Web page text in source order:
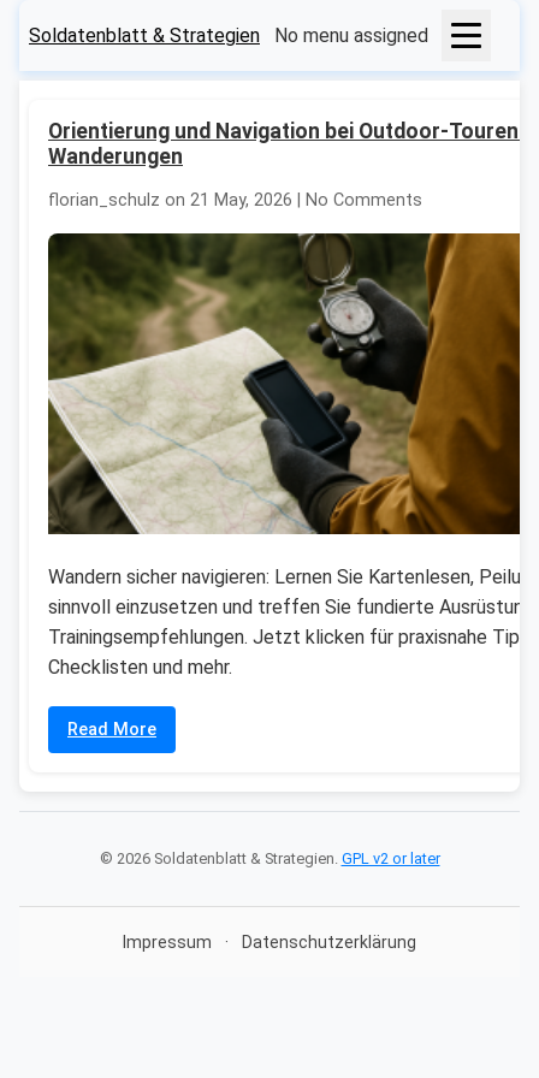
Soldatenblatt & Strategien No menu assigned
Orientierung und Navigation bei Outdoor-Touren
Wanderungen
florian_schulz on 21 May, 2026 | No Comments
Wandern sicher navigieren: Lernen Sie Kartenlesen,
sinnvoll einzusetzen und treffen Sie fundierte
Trainingsempfehlungen. Jetzt klicken für praxisnahe
Checklisten und mehr.
Read More
© 2026 Soldatenblatt & Strategien. GPL v2 or later
Impressum · Datenschutzerklärung